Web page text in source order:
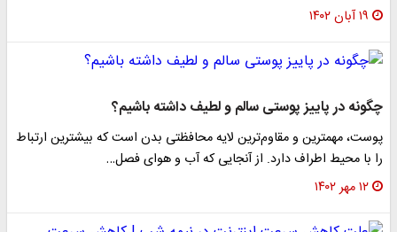
۱۹ آبان ۱۴۰۲
چگونه در پاییز پوستی سالم و لطیف داشته باشیم؟
پوست، مهمترین و مقاوم‌ترین لایه محافظتی بدن است که بیشترین ارتباط
را با محیط اطراف دارد. از آنجایی که آب و هوای فصل…
۱۲ مهر ۱۴۰۲